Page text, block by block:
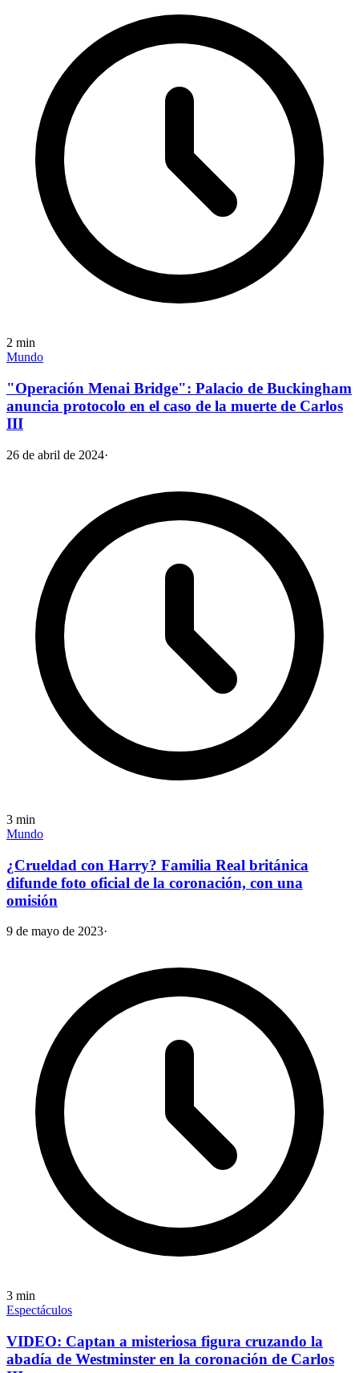
2 min
Mundo
"Operación Menai Bridge": Palacio de Buckingham
anuncia protocolo en el caso de la muerte de Carlos
III
26 de abril de 2024·
3 min
Mundo
¿Crueldad con Harry? Familia Real británica
difunde foto oficial de la coronación, con una
omisión
9 de mayo de 2023·
3 min
Espectáculos
VIDEO: Captan a misteriosa figura cruzando la
abadía de Westminster en la coronación de Carlos